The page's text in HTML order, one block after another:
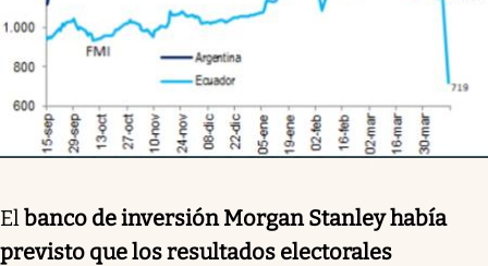
El banco de inversión Morgan Stanley había
previsto que los resultados electorales